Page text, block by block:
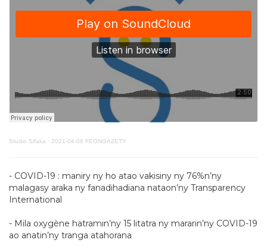
Studio Sifaka · 2021-04-08 FEONGAZETY
- COVID-19 : maniry ny ho atao vakisiny ny 76%n’ny
malagasy araka ny fanadihadiana nataon’ny Transparency
International
- Mila oxygène hatramin’ny 15 litatra ny mararin’ny COVID-19
ao anatin’ny tranga atahorana